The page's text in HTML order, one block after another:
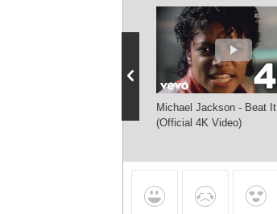
Michael Jackson - Beat It
(Official 4K Video)